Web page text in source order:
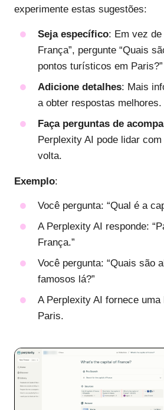
experimente estas sugestões:
Seja específico: Em vez de
França”, pergunte “Quais
pontos turísticos em Paris?”
Adicione detalhes: Mais
a obter respostas melhores.
Faça perguntas de
Perplexity AI pode lidar
volta.
Exemplo:
Você pergunta: “Qual é a
A Perplexity AI responde:
França.”
Você pergunta: “Quais são
famosos lá?”
A Perplexity AI fornece
Paris.